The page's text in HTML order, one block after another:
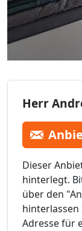
Herr
Dieser
hinterlegt.
über den
hinterlassen
Adresse für